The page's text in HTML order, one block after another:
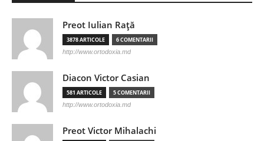
Preot Iulian Raţă
3878 ARTICOLE 6 COMENTARII
http://www.ortodoxia.md
Diacon Victor Casian
581 ARTICOLE 5 COMENTARII
http://www.ortodoxia.md
Preot Victor Mihalachi